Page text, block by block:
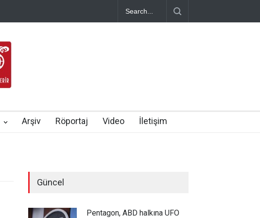
Arşiv Röportaj Video İletişim
Güncel
Pentagon, ABD halkına UFO